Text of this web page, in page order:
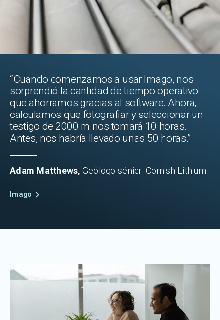
“Cuando comenzamos a usar Imago, nos
sorprendió la cantidad de tiempo operativo
que ahorramos gracias al software. Ahora,
calculamos que fotografiar y seleccionar un
testigo de 2000 m nos tomará 10 horas.
Antes, nos habría llevado unas 50 horas.”
Adam Matthews, Geólogo sénior: Cornish Lithium
Imago